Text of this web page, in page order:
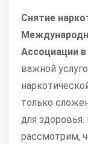
Снятие
Ассоциации
важной
только
для
рассмотрим,